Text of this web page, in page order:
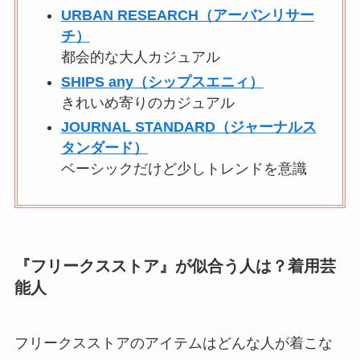
URBAN RESEARCH（アーバンリサー
チ）
都会的な大人カジュアル
SHIPS any（シップスエニィ）
きれいめ寄りのカジュアル
JOURNAL STANDARD（ジャーナルス
タンダード）
ベーシックだけど少しトレンドを意識
『フリークスストア』が似合う人は？着用芸
能人
フリークスストアのアイテムはどんな人が着こな